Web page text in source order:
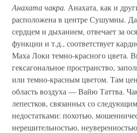
Анахата чакра. Анахата, как и
расположена в центре Сушумны.
сердцем и дыханием, отвечает за
функции и т.д., соответствует
Маха Локи темно-красного цвета.
гексагональное пространство,
или темно-красным цветом. Там
область воздуха — Вайю Таттва.
лепестков, связанных со
недостатками: похотью,
нерешительностью,